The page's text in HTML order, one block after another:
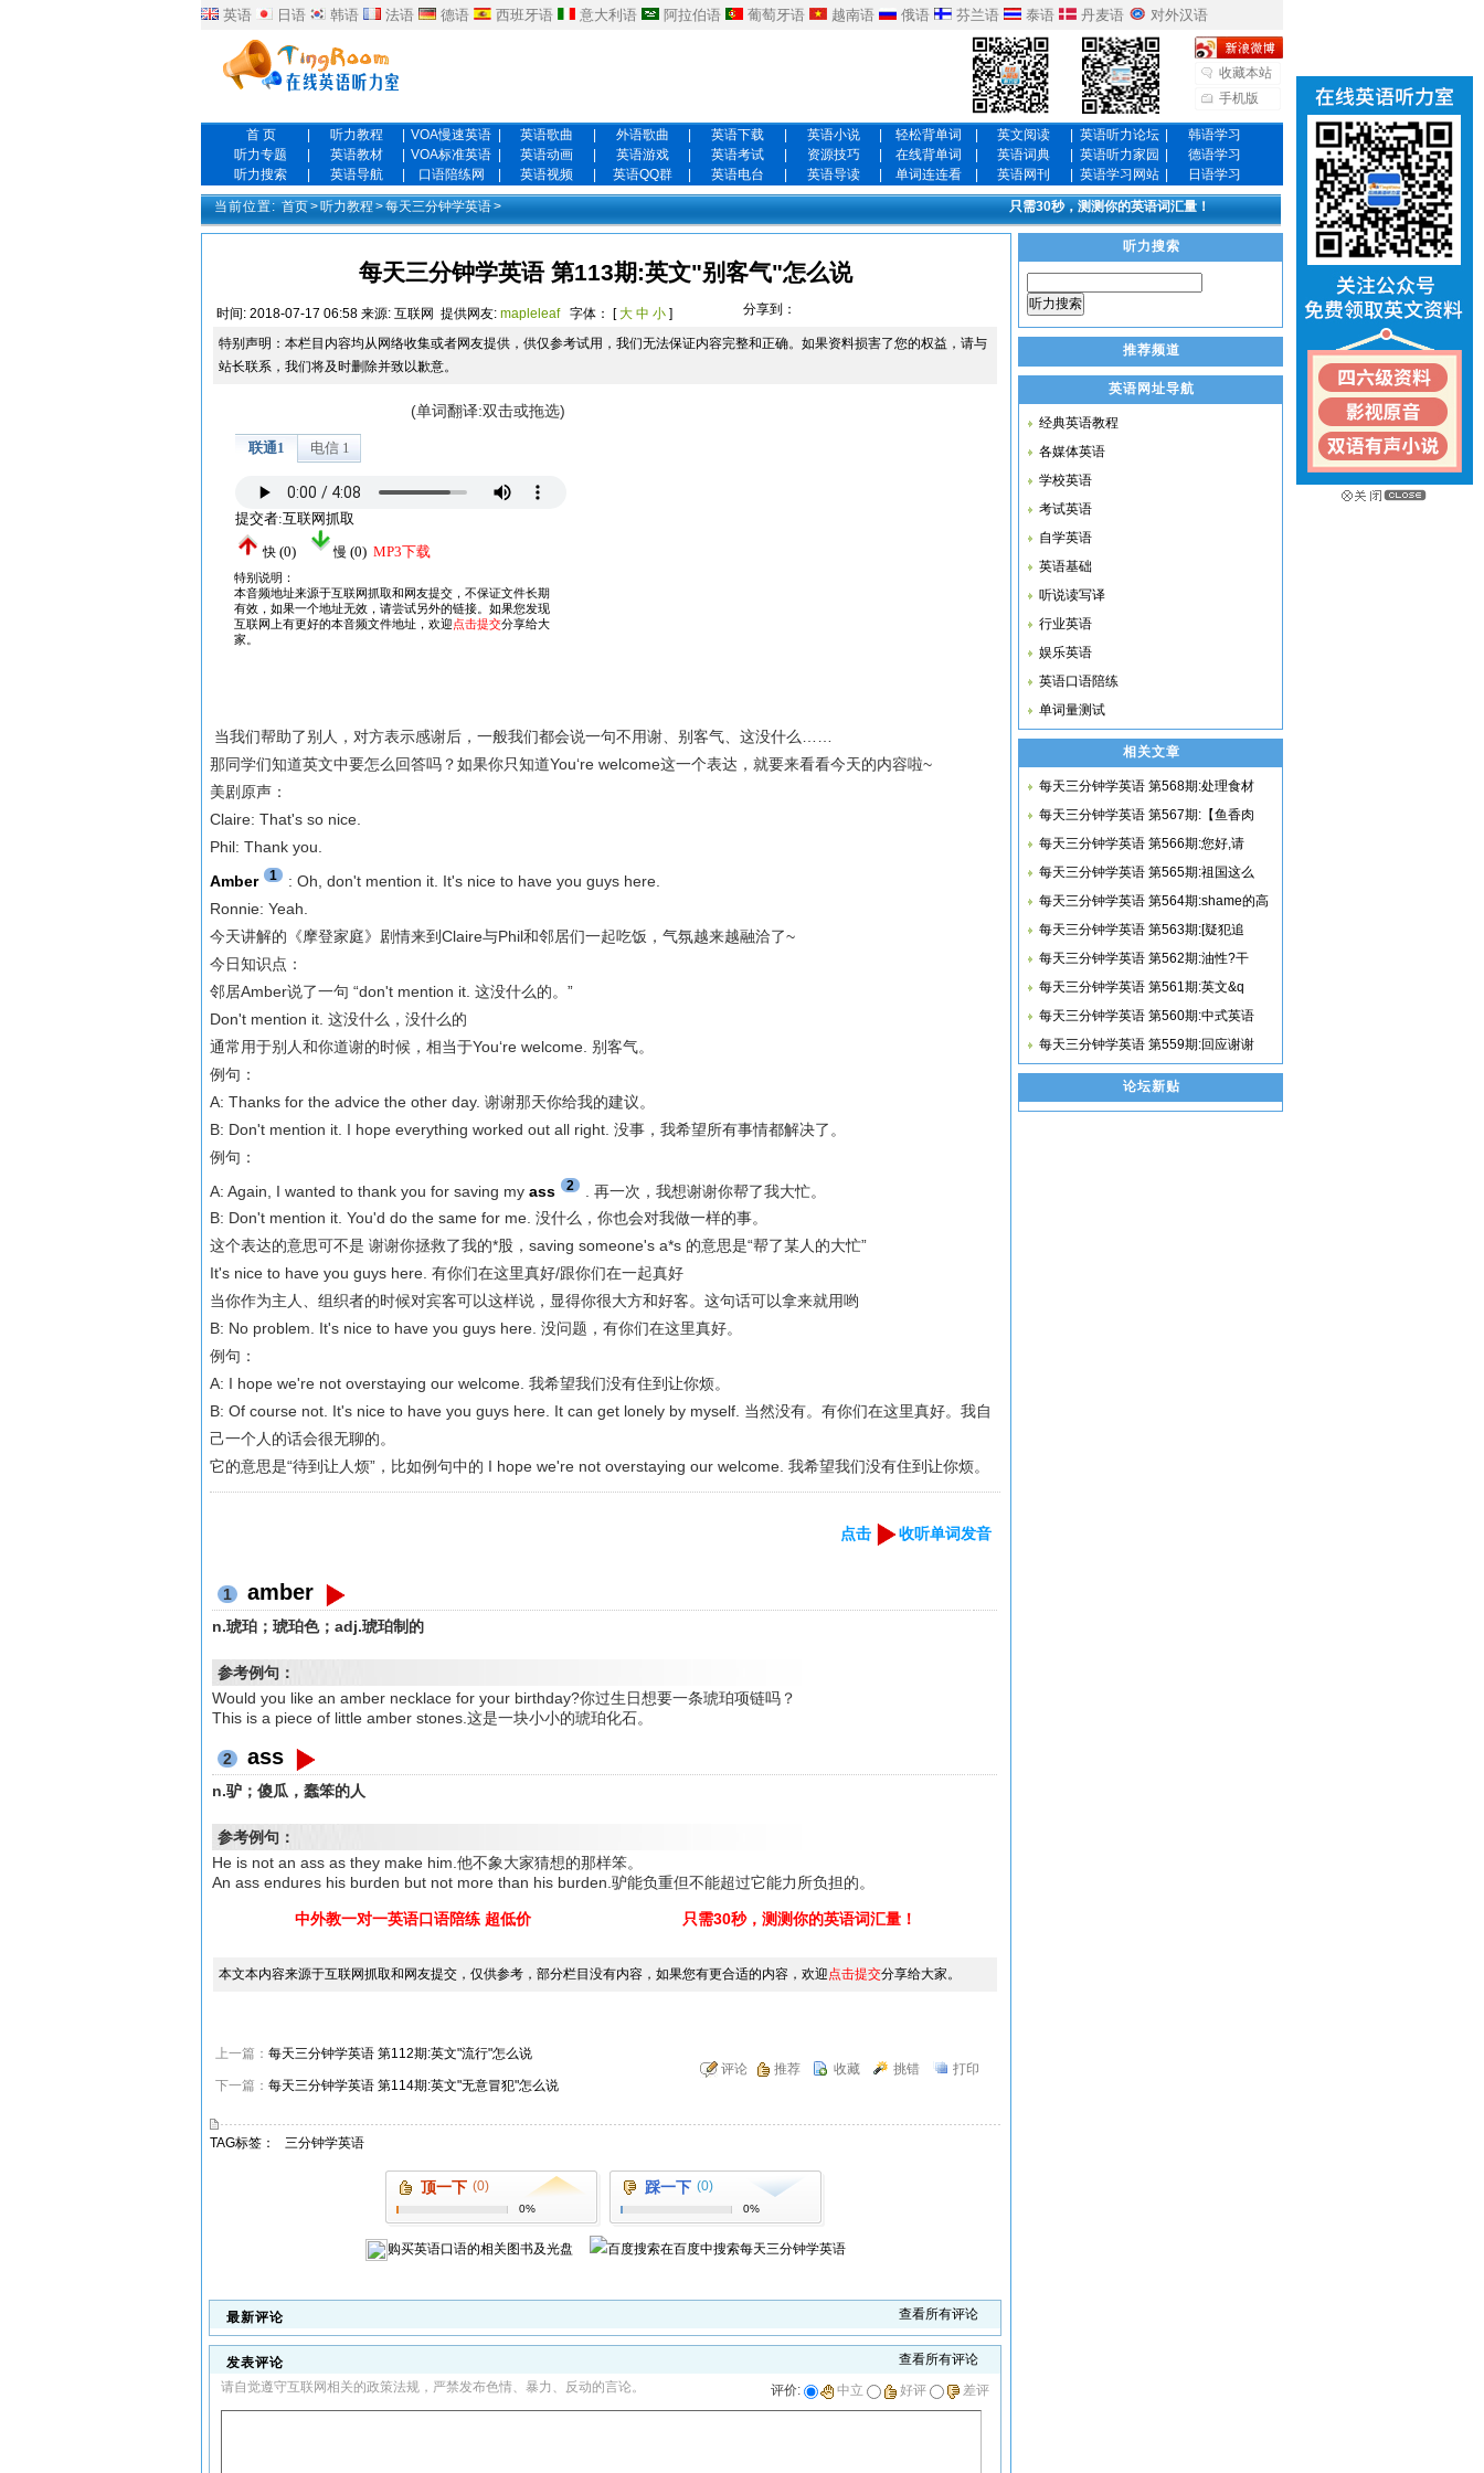
英语 日语 韩语 法语 德语 西班牙语 意大利语 阿拉伯语 葡萄牙语 越南语 俄语 芬兰语 泰语 丹麦语 对外汉语
收藏本站
手机版
首 页 听力教程 VOA慢速英语 英语歌曲 外语歌曲 英语下载 英语小说 轻松背单词 英文阅读 英语听力论坛
韩语学习
听力专题
英语教材 VOA标准英语 英语动画 英语游戏 英语考试 资源技巧 在线背单词 英语词典 英语听力家园
德语学习
听力搜索
英语导航 口语陪练网 英语视频 英语QQ群 英语电台 英语导读 单词连连看 英语网刊 英语学习网站 日语学习
当前位置: 首页>听力教程 >每天三分钟学英语> 只需30秒，测测你的英语词汇量！
每天三分钟学英语 第113期:英文"别客气"怎么说
时间: 2018-07-17 06:58 来源: 互联网 提供网友: mapleleaf 字体： [大 中 小 ] 分享到：
特别声明：本栏目内容均从网络收集或者网友提供，供仅参考试用，我们无法保证内容完整和正确。如果资料损害了您的权益，请与
站长联系，我们将及时删除并致以歉意。
(单词翻译:双击或拖选)
当我们帮助了别人，对方表示感谢后，一般我们都会说一句不用谢、别客气、这没什么……
那同学们知道英文中要怎么回答吗？如果你只知道You‘re welcome这一个表达，就要来看看今天的内容啦~
美剧原声：
Claire: That's so nice.
Phil: Thank you.
Amber
1
: Oh, don't mention it. It's nice to have you guys here.
Ronnie: Yeah.
今天讲解的《摩登家庭》剧情来到Claire与Phil和邻居们一起吃饭，气氛越来越融洽了~
今日知识点：
邻居Amber说了一句 “don't mention it. 这没什么的。”
Don't mention it. 这没什么，没什么的
通常用于别人和你道谢的时候，相当于You‘re welcome. 别客气。
例句：
A: Thanks for the advice the other day. 谢谢那天你给我的建议。
B: Don't mention it. I hope everything worked out all right. 没事，我希望所有事情都解决了。
例句：
A: Again, I wanted to thank you for saving myass 2
. 再一次，我想谢谢你帮了我大忙。
B: Don't mention it. You'd do the same for me. 没什么，你也会对我做一样的事。
这个表达的意思可不是 谢谢你拯救了我的*股，saving someone's a*s 的意思是“帮了某人的大忙”
It's nice to have you guys here. 有你们在这里真好/跟你们在一起真好
当你作为主人、组织者的时候对宾客可以这样说，显得你很大方和好客。这句话可以拿来就用哟
B: No problem. It's nice to have you guys here. 没问题，有你们在这里真好。
例句：
A: I hope we're not overstaying our welcome. 我希望我们没有住到让你烦。
B: Of course not. It's nice to have you guys here. It can get lonely by myself. 当然没有。有你们在这里真好。我自
己一个人的话会很无聊的。
它的意思是“待到让人烦”，比如例句中的 I hope we're not overstaying our welcome. 我希望我们没有住到让你烦。
点击 收听单词发音
1 amber
n.琥珀；琥珀色；adj.琥珀制的
参考例句：
Would you like an amber necklace for your birthday?你过生日想要一条琥珀项链吗？
This is a piece of little amber stones.这是一块小小的琥珀化石。
2 ass
n.驴；傻瓜，蠢笨的人
参考例句：
He is not an ass as they make him.他不象大家猜想的那样笨。
An ass endures his burden but not more than his burden.驴能负重但不能超过它能力所负担的。
中外教一对一英语口语陪练 超低价 只需30秒，测测你的英语词汇量！
本文本内容来源于互联网抓取和网友提交，仅供参考，部分栏目没有内容，如果您有更合适的内容，欢迎点击提交分享给大家。
上一篇： 每天三分钟学英语 第112期:英文"流行"怎么说
下一篇： 每天三分钟学英语 第114期:英文"无意冒犯"怎么说
评论 推荐 收藏 挑错 打印
TAG标签： 三分钟学英语
顶一下 (0)
0%
踩一下 (0)
0%
购买英语口语的相关图书及光盘 在百度中搜索每天三分钟学英语
最新评论 查看所有评论
发表评论
查看所有评论
请自觉遵守互联网相关的政策法规，严禁发布色情、暴力、反动的言论。
评价: 中立 好评 差评
听力搜索
听力搜索
推荐频道
英语网址导航
经典英语教程
各媒体英语
学校英语
考试英语
自学英语
英语基础
听说读写译
行业英语
娱乐英语
英语口语陪练
单词量测试
相关文章
每天三分钟学英语 第568期:处理食材
每天三分钟学英语 第567期:【鱼香肉
每天三分钟学英语 第566期:您好,请
每天三分钟学英语 第565期:祖国这么
每天三分钟学英语 第564期:shame的高
每天三分钟学英语 第563期:[疑犯追
每天三分钟学英语 第562期:油性?干
每天三分钟学英语 第561期:英文&q
每天三分钟学英语 第560期:中式英语
每天三分钟学英语 第559期:回应谢谢
论坛新贴